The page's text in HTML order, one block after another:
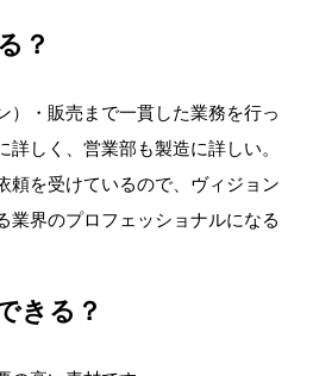
？
）・販売まで一貫した業務を行っ
しく、営業部も製造に詳しい。
頼を受けているので、ヴィジョン
業界のプロフェッショナルになる
きる？